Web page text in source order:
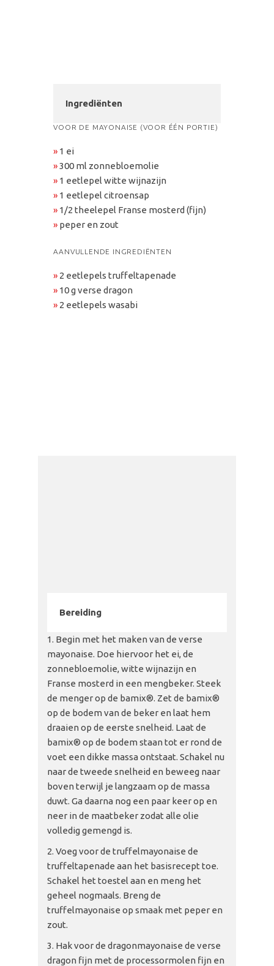
Ingrediënten
VOOR DE MAYONAISE (VOOR ÉÉN PORTIE)
» 1 ei
»300 ml zonnebloemolie
» 1 eetlepel witte wijnazijn
» 1 eetlepel citroensap
» 1/2 theelepel Franse mosterd (fijn)
» peper en zout
AANVULLENDE INGREDIËNTEN
» 2 eetlepels truffeltapenade
» 10 g verse dragon
» 2 eetlepels wasabi
Bereiding
Begin met het maken van de verse
mayonaise. Doe hiervoor het ei, de
zonnebloemolie, witte wijnazijn en
Franse mosterd in een mengbeker. Steek
de menger op de bamix®. Zet de bamix®
op de bodem van de beker en laat hem
draaien op de eerste snelheid. Laat de
bamix® op de bodem staan tot er rond de
voet een dikke massa ontstaat. Schakel nu
naar de tweede snelheid en beweeg naar
boven terwijl je langzaam op de massa
duwt. Ga daarna nog een paar keer op en
neer in de maatbeker zodat alle olie
volledig gemengd is.
Voeg voor de truffelmayonaise de
truffeltapenade aan het basisrecept toe.
Schakel het toestel aan en meng het
geheel nogmaals. Breng de
truffelmayonaise op smaak met peper en
zout.
Hak voor de dragonmayonaise de verse
dragon fijn met de processormolen fijn en